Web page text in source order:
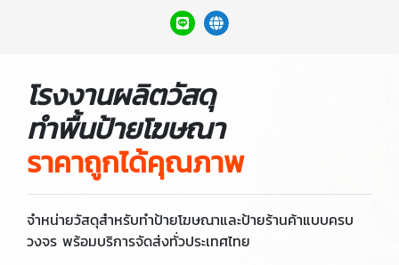
โรงงานผลิตวัสดุ
ทำพื้นป้ายโฆษณา
ราคาถูกได้คุณภาพ
จำหน่ายวัสดุสำหรับทำป้ายโฆษณาและป้ายร้านค้าแบบครบ
วงจร พร้อมบริการจัดส่งทั่วประเทศไทย